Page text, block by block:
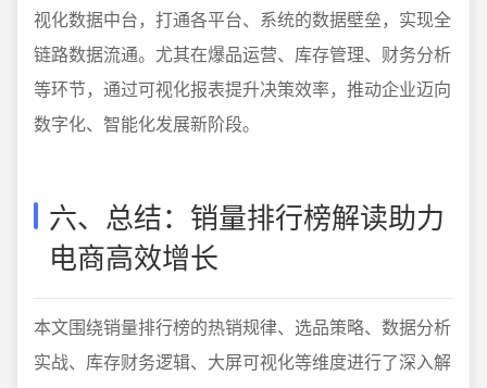
视化数据中台，打通各平台、系统的数据壁垒，实现全
链路数据流通。尤其在爆品运营、库存管理、财务分析
等环节，通过可视化报表提升决策效率，推动企业迈向
数字化、智能化发展新阶段。
六、总结：销量排行榜解读助力
电商高效增长
本文围绕销量排行榜的热销规律、选品策略、数据分析
实战、库存财务逻辑、大屏可视化等维度进行了深入解